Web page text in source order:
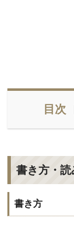
目次
書き方・読
書き方